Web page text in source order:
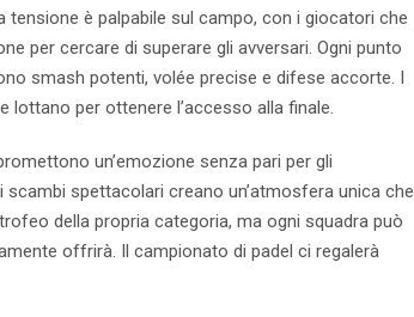
è palpabile sul campo, con i giocatori che
per cercare di superare gli avversari. Ogni punto
smash potenti, volée precise e difese accorte. I
per ottenere l’accesso alla finale.
un’emozione senza pari per gli
spettacolari creano un’atmosfera unica che
della propria categoria, ma ogni squadra può
offrirà. Il campionato di padel ci regalerà